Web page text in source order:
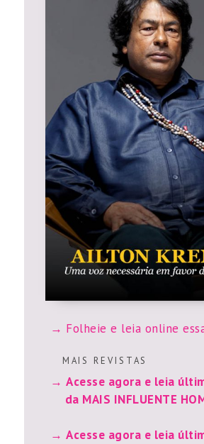
Folheie e leia online
M A I S R E V I S T A S
Acesse agora e leia
da MAIS INFLUENTE
Acesse agora e leia